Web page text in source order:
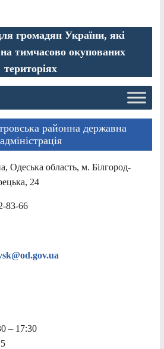
громадян України, які
тимчасово окупованих
територіях
районна державна
адміністрація
Одеська область, м. Білгород-
24
83-66
– 17:30